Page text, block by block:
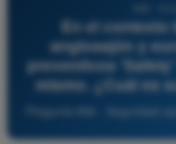
En el contexto
anglosajón y
preventivos
mismo. ¿Cuál es